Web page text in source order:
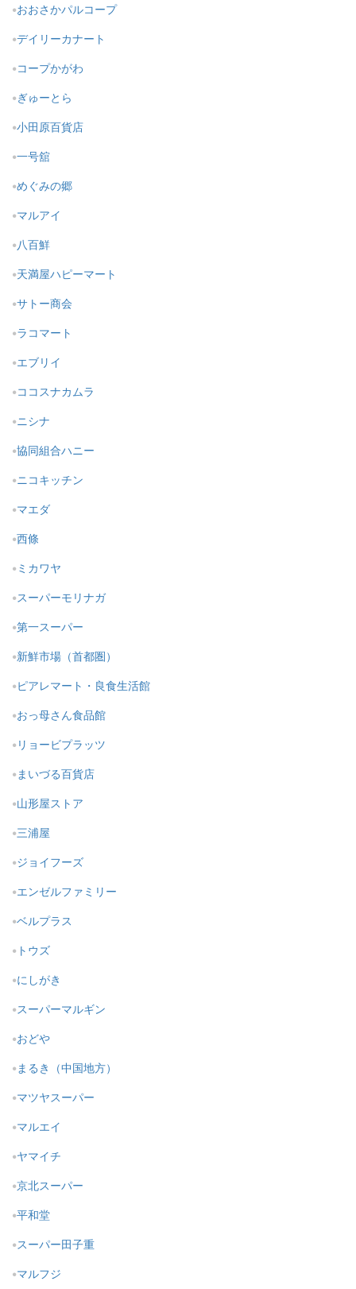
おおさかパルコープ
デイリーカナート
コープかがわ
ぎゅーとら
小田原百貨店
一号舘
めぐみの郷
マルアイ
八百鮮
天満屋ハピーマート
サトー商会
ラコマート
エブリイ
ココスナカムラ
ニシナ
協同組合ハニー
ニコキッチン
マエダ
西條
ミカワヤ
スーパーモリナガ
第一スーパー
新鮮市場（首都圏）
ピアレマート・良食生活館
おっ母さん食品館
リョービプラッツ
まいづる百貨店
山形屋ストア
三浦屋
ジョイフーズ
エンゼルファミリー
ベルプラス
トウズ
にしがき
スーパーマルギン
おどや
まるき（中国地方）
マツヤスーパー
マルエイ
ヤマイチ
京北スーパー
平和堂
スーパー田子重
マルフジ